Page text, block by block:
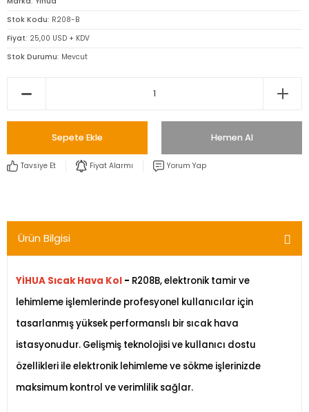
Stok Kodu R208-B
Fiyat 25,00 USD + KDV
Stok Durumu Mevcut
Sepete Ekle Hemen Al
Tavsiye Et Fiyat Alarmı Yorum Yap
Ürün Bilgisi
YİHUA Sıcak Hava Kol - R208B, elektronik tamir ve
lehimleme işlemlerinde profesyonel kullanıcılar için
tasarlanmış yüksek performanslı bir sıcak hava
istasyonudur. Gelişmiş teknolojisi ve kullanıcı dostu
özellikleri ile elektronik lehimleme ve sökme işlerinizde
maksimum kontrol ve verimlilik sağlar.